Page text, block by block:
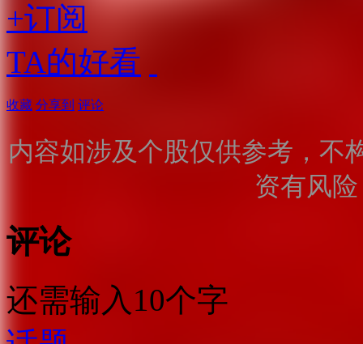
+订阅
TA的好看
收藏 分享到 评论
内容如涉及个股仅供参考，不
资有风
评论
还需输入10个字